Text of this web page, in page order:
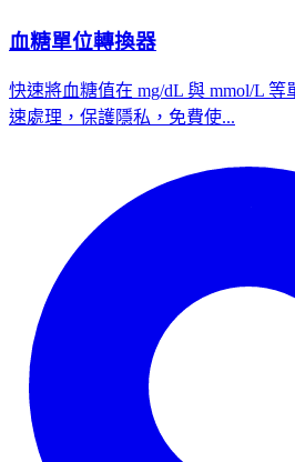
血糖單位轉換器
快速將血糖值在 mg/dL 與 mmol/L
速處理，保護隱私，免費使...